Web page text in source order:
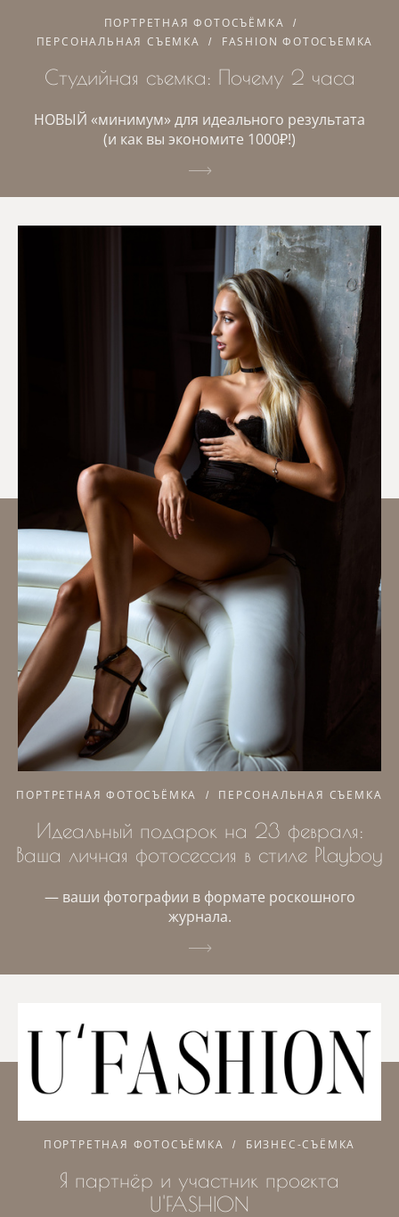
ПОРТРЕТНАЯ ФОТОСЪЁМКА
ПЕРСОНАЛЬНАЯ СЪЕМКА
FASHION ФОТОСЪЕМКА
Студийная съемка: Почему 2 часа
НОВЫЙ «минимум» для идеального результата
(и как вы экономите 1000₽!)
ПОРТРЕТНАЯ ФОТОСЪЁМКА ПЕРСОНАЛЬНАЯ СЪЕМКА
Идеальный подарок на 23 февраля:
Ваша личная фотосессия в стиле Playboy
— ваши фотографии в формате роскошного
журнала.
ПОРТРЕТНАЯ ФОТОСЪЁМКА БИЗНЕС-СЪЁМКА
Я партнёр и участник проекта
U'FASHION